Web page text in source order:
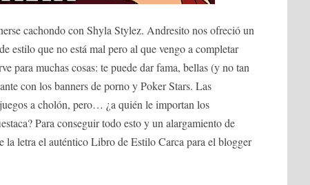
cachondo con Shyla Stylez. Andresito nos ofreció un
estilo que no está mal pero al que vengo a completar
para muchas cosas: te puede dar fama, bellas (y no tan
con los banners de porno y Poker Stars. Las
a cholón, pero… ¿a quién le importan los
Para conseguir todo esto y un alargamiento de
la letra el auténtico Libro de Estilo Carca para el blogger